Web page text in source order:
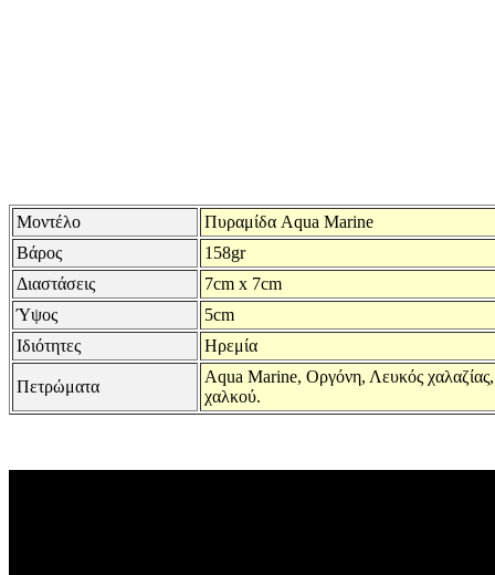
Μοντέλο
Πυραμίδα Aqua Marine
Βάρος
158gr
Διαστάσεις
7cm x 7cm
Ύψος
5cm
Ιδιότητες
Ηρεμία
Πετρώματα
Aqua Marine, Οργόνη, Λευκός
χαλκού.